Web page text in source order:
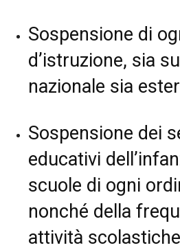
Sospensione di
d’istruzione, sia
nazionale sia
Sospensione dei
educativi
scuole di ogni
nonché della
attività